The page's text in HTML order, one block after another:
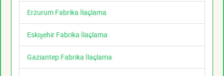
Erzurum Fabrika İlaçlama
Eskişehir Fabrika İlaçlama
Gaziantep Fabrika İlaçlama